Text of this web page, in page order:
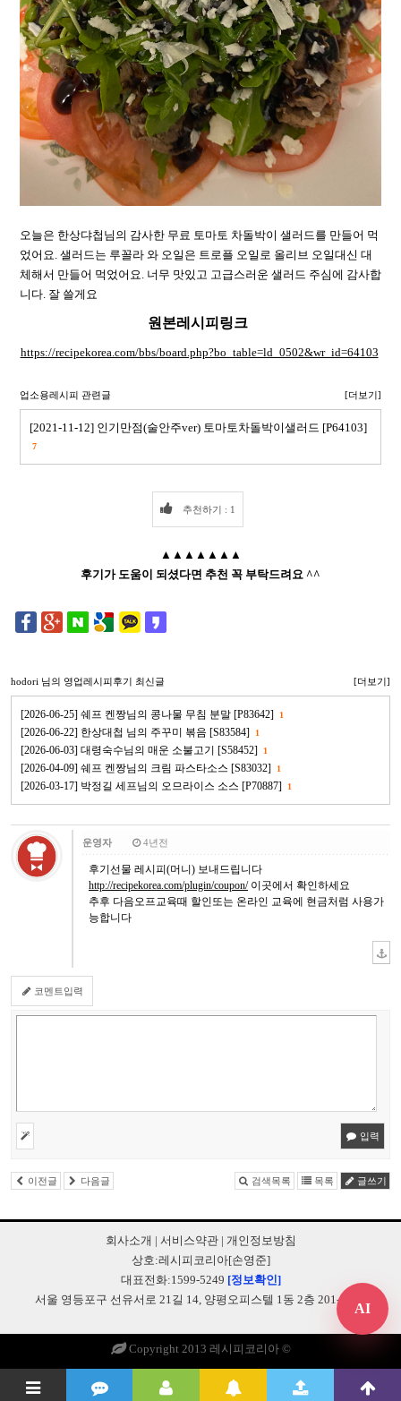
오늘은 한상댜첩님의 감사한 무료 토마토 차돌박이 샐러드를 만들어 먹
었어요. 샐러드는 루꼴라 와 오일은 트로플 오일로 올리브 오일대신 대
체해서 만들어 먹었어요. 너무 맛있고 고급스러운 샐러드 주심에 감사합
니다. 잘 쓸게요
원본레시피링크
https://recipekorea.com/bbs/board.php?bo_table=ld_0502&wr_id=64103
업소용레시피 관련글 [더보기]
[2021-11-12] 인기만점(술안주ver) 토마토차돌박이샐러드 [P64103]
7
추천하기 : 1
▲▲▲▲▲▲▲
후기가 도움이 되셨다면 추천 꼭 부탁드려요 ^^
hodori 님의 영업레시피후기 최신글 [더보기]
[2026-06-25] 쉐프 켄짱님의 콩나물 무침 분말 [P83642] 1
[2026-06-22] 한상대첩 님의 주꾸미 볶음 [S83584] 1
[2026-06-03] 대령숙수님의 매운 소불고기 [S58452] 1
[2026-04-09] 쉐프 켄짱님의 크림 파스타소스 [S83032] 1
[2026-03-17] 박정길 세프님의 오므라이스 소스 [P70887] 1
운영자 4년전
후기선물 레시피(머니) 보내드립니다
http://recipekorea.com/plugin/coupon/이곳에서 확인하세요
추후 다음오프교육때 할인또는 온라인 교육에 현금처럼 사용가
능합니다
코멘트입력
입력
이전글 다음글 검색목록 목록 글쓰기
회사소개 | 서비스약관| 개인정보방침
상호:레시피코리아[손영준]
대표전화:1599-5249 [정보확인]
서울 영등포구 선유서로 21길 14, 양평오피스텔 1동 2층 201-B248
Copyright 2013 레시피코리아 ©
AI